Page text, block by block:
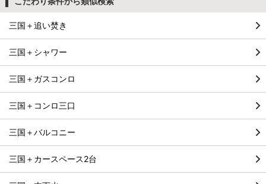
三国＋追い焚き
三国＋シャワー
三国＋ガスコンロ
三国＋コンロ三口
三国＋バルコニー
三国＋カースペース2台